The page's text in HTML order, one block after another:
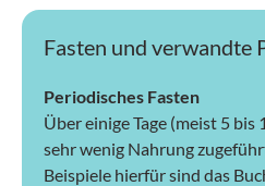
Fasten und verwandte
Periodisches Fasten
Über einige Tage (meist 5
sehr wenig Nahrung
Beispiele hierfür sind das